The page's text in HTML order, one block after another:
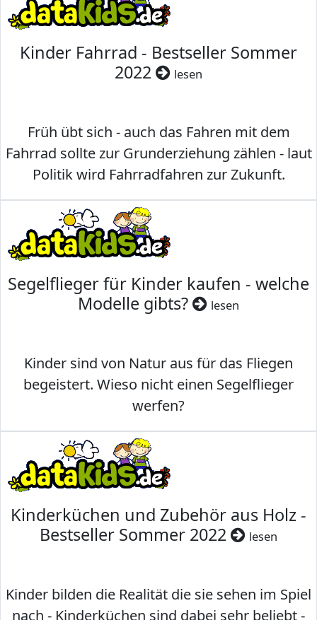
Kinder Fahrrad - Bestseller Sommer
2022
lesen
Früh übt sich - auch das Fahren mit dem
Fahrrad sollte zur Grunderziehung zählen - laut
Politik wird Fahrradfahren zur Zukunft.
Segelflieger für Kinder kaufen - welche
Modelle gibts?
lesen
Kinder sind von Natur aus für das Fliegen
begeistert. Wieso nicht einen Segelflieger
werfen?
Kinderküchen und Zubehör aus Holz -
Bestseller Sommer 2022
lesen
Kinder bilden die Realität die sie sehen im Spiel
nach - Kinderküchen sind dabei sehr beliebt -